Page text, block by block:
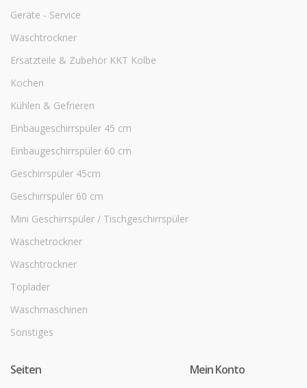
Geräte - Service
Waschtrockner
Ersatzteile & Zubehör KKT Kolbe
Kochen
Kühlen & Gefrieren
Einbaugeschirrspüler 45 cm
Einbaugeschirrspüler 60 cm
Geschirrspüler 45cm
Geschirrspüler 60 cm
Mini Geschirrspüler / Tischgeschirrspüler
Wäschetrockner
Waschtrockner
Toplader
Waschmaschinen
Sonstiges
Seiten Mein Konto